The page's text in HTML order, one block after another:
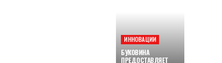
ИННОВАЦИИ
БУКОВИНА
ПРЕДОСТАВЛЯЕТ